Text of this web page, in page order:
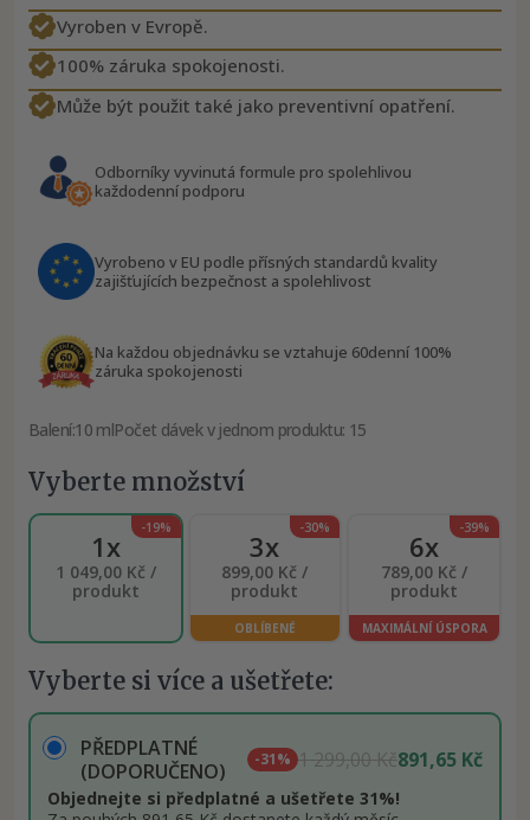
Vyroben v Evropě.
100% záruka spokojenosti.
Může být použit také jako preventivní opatření.
Odborníky vyvinutá formule pro spolehlivou
každodenní podporu
Vyrobeno v EU podle přísných standardů kvality
zajišťujících bezpečnost a spolehlivost
Na každou objednávku se vztahuje 60denní 100%
záruka spokojenosti
Balení:10 mlPočet dávek v jednom produktu: 15
Vyberte množství
-19%
1x
1 049,00 Kč /
produkt
-30%
3x
899,00 Kč /
produkt
OBLÍBENÉ
-39%
6x
789,00 Kč /
produkt
MAXIMÁLNÍ ÚSPORA
Vyberte si více a ušetřete:
PŘEDPLATNÉ
(DOPORUČENO)
-31% 1 299,00 Kč891,65 Kč
Objednejte si předplatné a ušetřete 31%!